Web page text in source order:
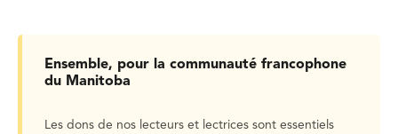
Ensemble, pour la communauté francophone
du Manitoba
Les dons de nos lecteurs et lectrices sont essentiels